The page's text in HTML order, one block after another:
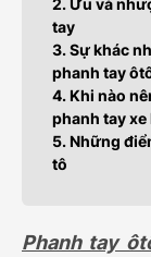
2. Ưu và
tay
3. Sự khác
phanh tay
4. Khi nào
phanh tay xe
5. Những
tô
Phanh tay